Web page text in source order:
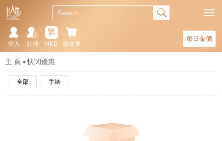
每日金價
購物車
繁
HKD
註冊
登入
主 頁 快閃優惠
全部 手錶